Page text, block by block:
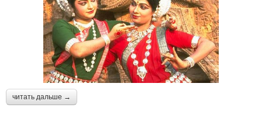
читать дальше →